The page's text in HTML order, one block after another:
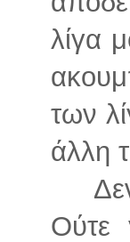
λίγα
των
άλλη
Δεν
Ούτε